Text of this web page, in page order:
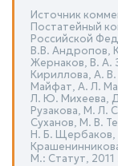
Источник
Постатейный
Российской
В.В. Андропов,
Жернаков, В. А.
Кириллова, А.
Майфат, А. Л.
Л. Ю. Михеева,
Рузакова, М. Л.
Суханов, М. В.
Н. Б. Щербаков,
М.: Статут, 2011